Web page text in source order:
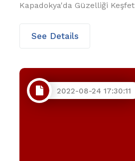
Kapadokya'da Güzelliği Keşfet
See Details
2022-08-24 17:30:11